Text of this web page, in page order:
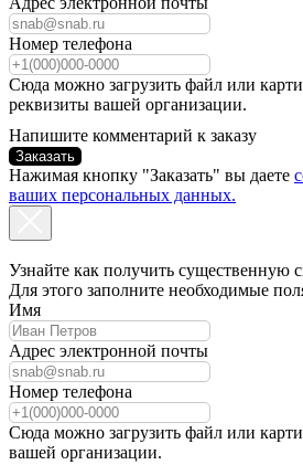
Номер телефона
Сюда можно загрузить файл или
реквизиты вашей организации.
Напишите комментарий к заказу
Заказать
Нажимая кнопку "Заказать" вы даете
ваших персональных данных.
Узнайте как получить существенную
Для этого заполните необходимые
Имя
Адрес электронной почты
Номер телефона
Сюда можно загрузить файл или
вашей организации.